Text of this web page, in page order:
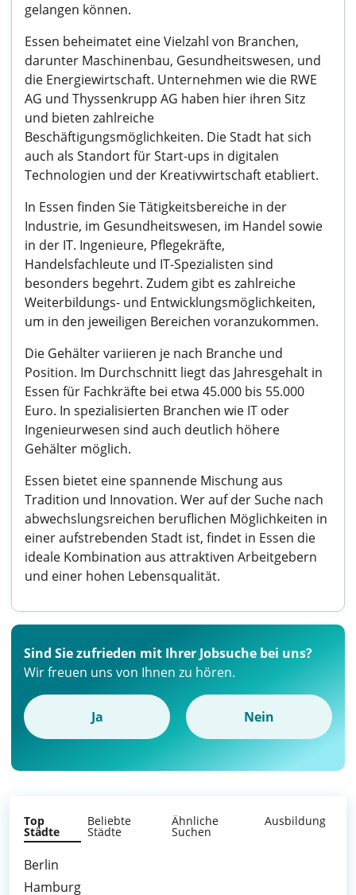
gelangen können.
Essen beheimatet eine Vielzahl von Branchen,
darunter Maschinenbau, Gesundheitswesen, und
die Energiewirtschaft. Unternehmen wie die RWE
AG und Thyssenkrupp AG haben hier ihren Sitz
und bieten zahlreiche
Beschäftigungsmöglichkeiten. Die Stadt hat sich
auch als Standort für Start-ups in digitalen
Technologien und der Kreativwirtschaft etabliert.
In Essen finden Sie Tätigkeitsbereiche in der
Industrie, im Gesundheitswesen, im Handel sowie
in der IT. Ingenieure, Pflegekräfte,
Handelsfachleute und IT-Spezialisten sind
besonders begehrt. Zudem gibt es zahlreiche
Weiterbildungs- und Entwicklungsmöglichkeiten,
um in den jeweiligen Bereichen voranzukommen.
Die Gehälter variieren je nach Branche und
Position. Im Durchschnitt liegt das Jahresgehalt in
Essen für Fachkräfte bei etwa 45.000 bis 55.000
Euro. In spezialisierten Branchen wie IT oder
Ingenieurwesen sind auch deutlich höhere
Gehälter möglich.
Essen bietet eine spannende Mischung aus
Tradition und Innovation. Wer auf der Suche nach
abwechslungsreichen beruflichen Möglichkeiten in
einer aufstrebenden Stadt ist, findet in Essen die
ideale Kombination aus attraktiven Arbeitgebern
und einer hohen Lebensqualität.
Sind Sie zufrieden mit Ihrer Jobsuche bei uns?
Wir freuen uns von Ihnen zu hören.
Ja Nein
Top
Städte
Beliebte
Städte
Ähnliche
Suchen
Ausbildung
Berlin
Hamburg